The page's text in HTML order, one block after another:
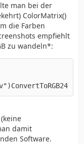
man bei der
ColorMatrix()
die Farben
empfiehlt
zu wandeln*:
damit
Software.